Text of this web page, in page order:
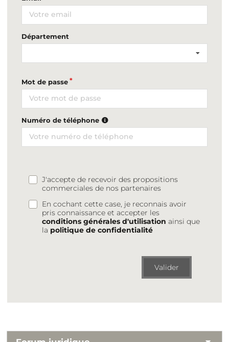
Département
Mot de passe
Numéro de téléphone
J'accepte de recevoir des propositions
commerciales de nos partenaires
En cochant cette case, je reconnais avoir
pris connaissance et accepter les
conditions générales d'utilisation ainsi que
la politique de confidentialité
Valider